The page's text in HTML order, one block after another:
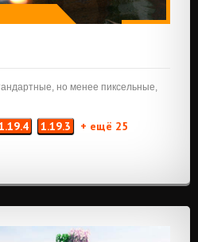
но менее пиксельные,
1.19.3 + ещё 25